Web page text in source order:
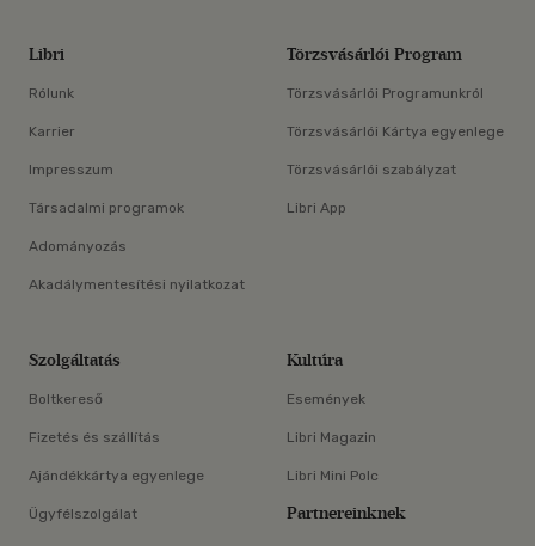
Libri
Rólunk
Karrier
Impresszum
Társadalmi programok
Adományozás
Akadálymentesítési nyilatkozat
Törzsvásárlói Program
Törzsvásárlói Programunkról
Törzsvásárlói Kártya egyenlege
Törzsvásárlói szabályzat
Libri App
Szolgáltatás
Boltkereső
Fizetés és szállítás
Ajándékkártya egyenlege
Ügyfélszolgálat
Kultúra
Események
Libri Magazin
Libri Mini Polc
Partnereinknek